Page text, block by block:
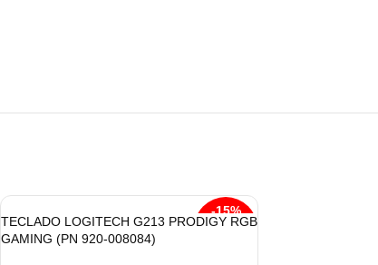
-15%
TECLADO LOGITECH G213 PRODIGY RGB
GAMING (PN 920-008084)